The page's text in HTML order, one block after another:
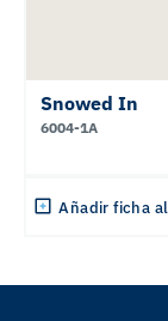
Snowed In
6004-1A
Añadir ficha